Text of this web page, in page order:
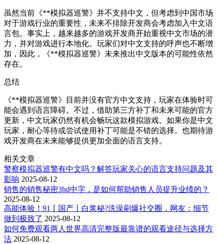
虽然当前《**模拟器巡警》并不支持中文，但考虑到中国市场
对于游戏行业的重要性，未来不排除开发商会考虑加入中文语
言包。事实上，越来越多的游戏开发商开始重视中文市场的潜
力，并对游戏进行本地化。玩家们对中文支持的呼声也不断增
加，因此，《**模拟器巡警》未来推出中文版本的可能性依然
存在。
总结
《**模拟器巡警》目前并没有官方中文支持，玩家在体验时可
能会遇到语言障碍。不过，借助第三方补丁和未来可能的官方
更新，中文玩家仍然有机会畅玩这款模拟游戏。如果你是中文
玩家，耐心等待或尝试使用补丁可能是不错的选择。也期待游
戏开发商在未来能够提供更加全面的语言支持。
相关文章
警察模拟器巡警有中文吗？解答玩家关心的语言支持问题及其
影响 2025-08-12
销售的销售秘密3hd中字，是如何帮助销售人员提升业绩的？
2025-08-12
高能体验！91丨国产丨白浆秘?洗澡刷爆社交圈，网友：细节
做到极致了 2025-08-12
如何免费观看两人世界高清完整版最靠谱的观看途径与选择方
法 2025-08-12